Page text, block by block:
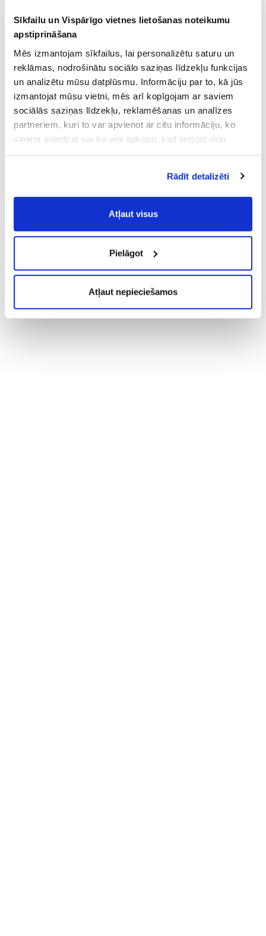
Sīkfailu un Vispārīgo vietnes lietošanas noteikumu
apstiprināšana
Mēs izmantojam sīkfailus, lai personalizētu saturu un
reklāmas, nodrošinātu sociālo saziņas līdzekļu funkcijas
un analizētu mūsu datplūsmu. Informāciju par to, kā jūs
izmantojat mūsu vietni, mēs arī kopīgojam ar saviem
sociālās saziņas līdzekļu, reklamēšanas un analīzes
partneriem, kuri to var apvienot ar citu informāciju, ko
viņiem sniedzat vai ko viņi apkopo, kad lietojat viņu
Vispārīgiem vietnes lietošanas
noteikumiem(saīsināti - VVLN).
Rādīt detalizēti
Atļaut visus
Pielāgot
Atļaut nepieciešamos